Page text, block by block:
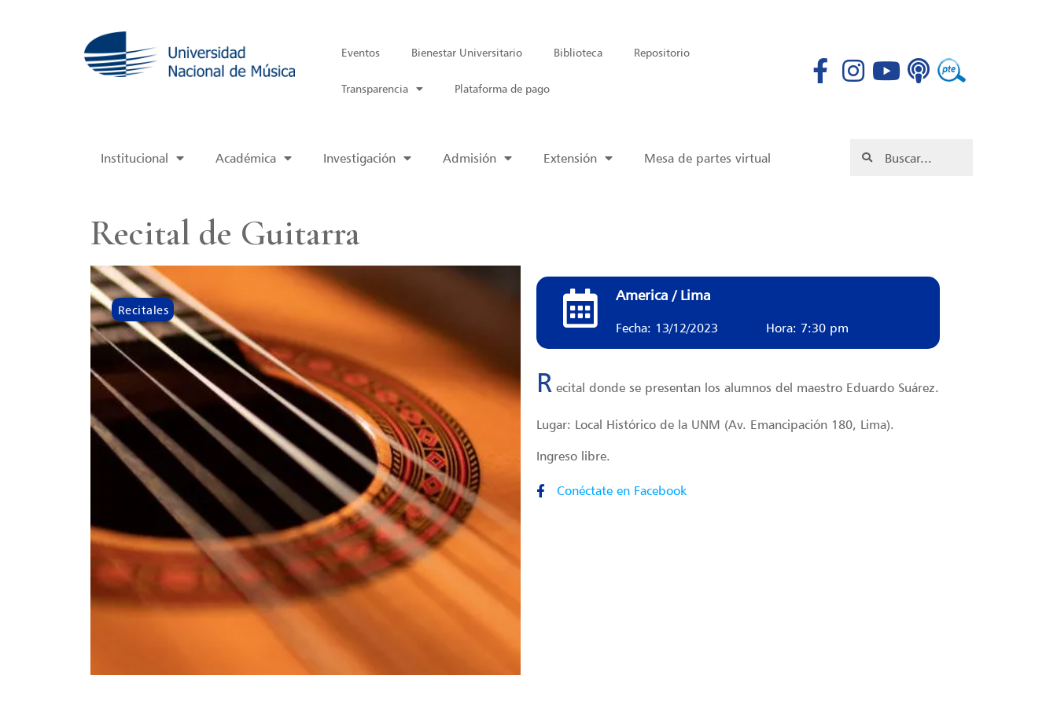
Eventos Bienestar Universitario Biblioteca Repositorio
Transparencia Plataforma de pago
Institucional Académica Investigación Admisión Extensión Mesa de partes virtual
Recital de Guitarra
Recitales
America / Lima
Fecha: 13/12/2023 Hora: 7:30 pm
R ecital donde se presentan los alumnos del maestro Eduardo Suárez.
Lugar: Local Histórico de la UNM (Av. Emancipación 180, Lima).
Ingreso libre.
Conéctate en Facebook